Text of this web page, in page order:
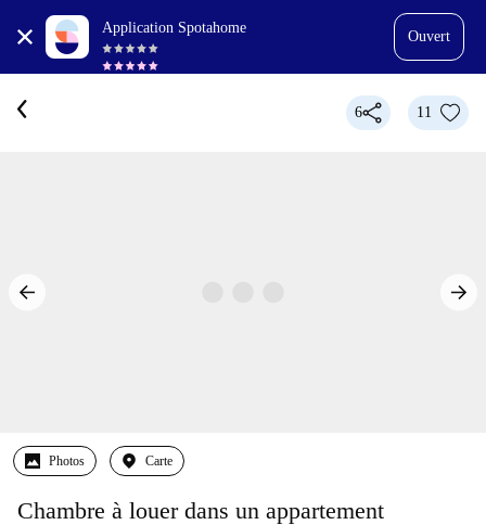
Application Spotahome
Ouvert
6 11
Photos Carte
Chambre à louer dans un appartement